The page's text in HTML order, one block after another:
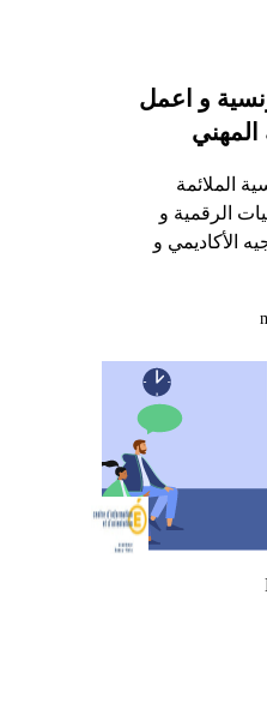
و اعمل
الملائمة
الرقمية و
الأكاديمي و